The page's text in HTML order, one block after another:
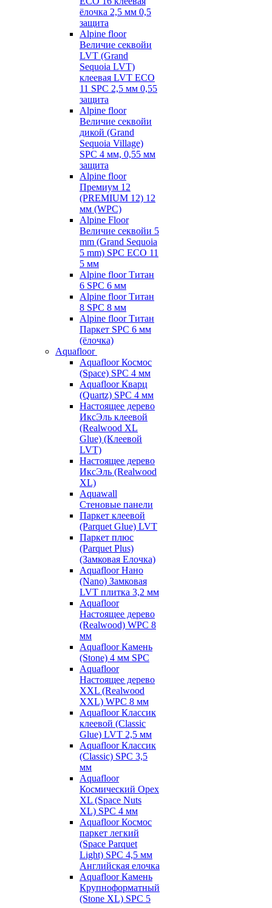
ёлочка 2,5 мм 0,5
защита
Alpine floor
Величие секвойи
LVT (Grand
Sequoia LVT)
клеевая LVT ECO
11 SPC 2,5 мм 0,55
защита
Alpine floor
Величие секвойи
дикой (Grand
Sequoia Village)
SPC 4 мм, 0,55 мм
защита
Alpine floor
Премиум 12
(PREMIUM 12) 12
мм (WPC)
Alpine Floor
Величие секвойи 5
mm (Grand Sequoia
5 mm) SPC ECO 11
5 мм
Alpine floor Титан
6 SPC 6 мм
Alpine floor Титан
8 SPC 8 мм
Alpine floor Титан
Паркет SPC 6 мм
(ёлочка)
Aquafloor
Aquafloor Космос
(Space) SPC 4 мм
Aquafloor Кварц
(Quartz) SPC 4 мм
Настоящее дерево
ИксЭль клеевой
(Realwood XL
Glue) (Клеевой
LVT)
Настоящее дерево
ИксЭль (Realwood
XL)
Aquawall
Стеновые панели
Паркет клеевой
(Parquet Glue) LVT
Паркет плюс
(Parquet Plus)
(Замковая Елочка)
Aquafloor Нано
(Nano) Замковая
LVT плитка 3,2 мм
Aquafloor
Настоящее дерево
(Realwood) WPC 8
мм
Aquafloor Камень
(Stone) 4 мм SPC
Aquafloor
Настоящее дерево
XXL (Realwood
XXL) WPC 8 мм
Aquafloor Классик
клеевой (Classic
Glue) LVT 2,5 мм
Aquafloor Классик
(Classic) SPC 3,5
мм
Aquafloor
Космический Орех
XL (Space Nuts
XL) SPC 4 мм
Aquafloor Космос
паркет легкий
(Space Parquet
Light) SPC 4,5 мм
Английская елочка
Aquafloor Камень
Крупноформатный
(Stone XL) SPC 5